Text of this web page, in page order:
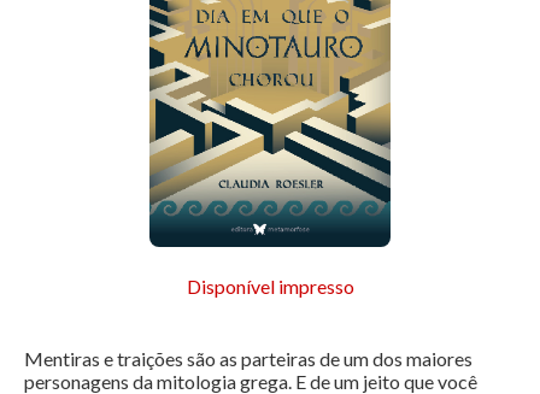
Disponível impresso
Mentiras e traições são as parteiras de um dos maiores
personagens da mitologia grega. E de um jeito que você